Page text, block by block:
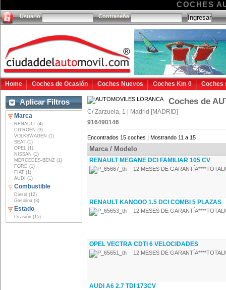
COCHES
Usuario Contraseña
Home Coches de Ocasión Coches Nuevos Coches Km 0 Coches
Aplicar Filtros
Marca
RENAULT (4)
CITROËN (3)
VOLKSWAGEN (1)
SEAT (1)
OPEL (1)
NISSAN (1)
MERCEDES-BENZ (1)
FORD (1)
FIAT (1)
AUDI (1)
Combustible
Diesel (12)
Gasolina (3)
Estado
Ocasión (15)
Coches de
C/ Zarzuela, 1 | Madrid [MADRID]
916490146
Encontrados 15 coches | Mostrando 11 a 15
Marca / Modelo
RENAULT MEGANE DCI FAMILIAR 105 CV
12 MESES DE
RENAULT KANGOO 1.5 DCI COMBI 5 PLAZAS
12 MESES DE
OPEL VECTRA CDTI 6 VELOCIDADES
12 MESES DE
AUDI A6 2.7 TDI 173CV